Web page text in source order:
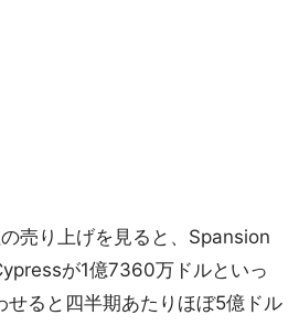
売り上げを見ると、Spansion
が1億7360万ドルといっ
せると四半期あたりほぼ5億ドル